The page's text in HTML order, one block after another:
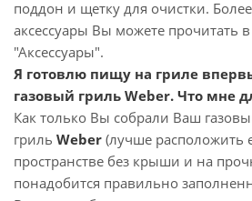
поддон и щетку для очистки.
аксессуары Вы можете прочитать
"Аксессуары".
Я готовлю пищу на гриле
газовый гриль Weber. Что мне
Как только Вы собрали Ваш
гриль Weber (лучше расположить
пространстве без крыши и на
понадобится правильно